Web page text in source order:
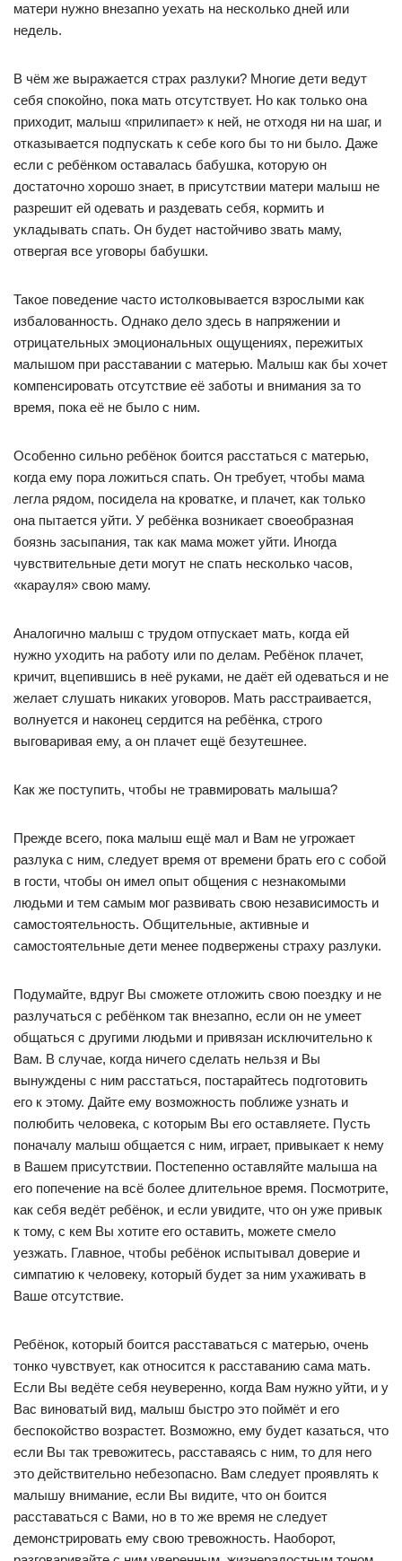
матери нужно внезапно уехать на несколько дней или
недель.
В чём же выражается страх разлуки? Многие дети ведут
себя спокойно, пока мать отсутствует. Но как только она
приходит, малыш «прилипает» к ней, не отходя ни на шаг, и
отказывается подпускать к себе кого бы то ни было. Даже
если с ребёнком оставалась бабушка, которую он
достаточно хорошо знает, в присутствии матери малыш не
разрешит ей одевать и раздевать себя, кормить и
укладывать спать. Он будет настойчиво звать маму,
отвергая все уговоры бабушки.
Такое поведение часто истолковывается взрослыми как
избалованность. Однако дело здесь в напряжении и
отрицательных эмоциональных ощущениях, пережитых
малышом при расставании с матерью. Малыш как бы хочет
компенсировать отсутствие её заботы и внимания за то
время, пока её не было с ним.
Особенно сильно ребёнок боится расстаться с матерью,
когда ему пора ложиться спать. Он требует, чтобы мама
легла рядом, посидела на кроватке, и плачет, как только
она пытается уйти. У ребёнка возникает своеобразная
боязнь засыпания, так как мама может уйти. Иногда
чувствительные дети могут не спать несколько часов,
«карауля» свою маму.
Аналогично малыш с трудом отпускает мать, когда ей
нужно уходить на работу или по делам. Ребёнок плачет,
кричит, вцепившись в неё руками, не даёт ей одеваться и не
желает слушать никаких уговоров. Мать расстраивается,
волнуется и наконец сердится на ребёнка, строго
выговаривая ему, а он плачет ещё безутешнее.
Как же поступить, чтобы не травмировать малыша?
Прежде всего, пока малыш ещё мал и Вам не угрожает
разлука с ним, следует время от времени брать его с собой
в гости, чтобы он имел опыт общения с незнакомыми
людьми и тем самым мог развивать свою независимость и
самостоятельность. Общительные, активные и
самостоятельные дети менее подвержены страху разлуки.
Подумайте, вдруг Вы сможете отложить свою поездку и не
разлучаться с ребёнком так внезапно, если он не умеет
общаться с другими людьми и привязан исключительно к
Вам. В случае, когда ничего сделать нельзя и Вы
вынуждены с ним расстаться, постарайтесь подготовить
его к этому. Дайте ему возможность поближе узнать и
полюбить человека, с которым Вы его оставляете. Пусть
поначалу малыш общается с ним, играет, привыкает к нему
в Вашем присутствии. Постепенно оставляйте малыша на
его попечение на всё более длительное время. Посмотрите,
как себя ведёт ребёнок, и если увидите, что он уже привык
к тому, с кем Вы хотите его оставить, можете смело
уезжать. Главное, чтобы ребёнок испытывал доверие и
симпатию к человеку, который будет за ним ухаживать в
Ваше отсутствие.
Ребёнок, который боится расставаться с матерью, очень
тонко чувствует, как относится к расставанию сама мать.
Если Вы ведёте себя неуверенно, когда Вам нужно уйти, и у
Вас виноватый вид, малыш быстро это поймёт и его
беспокойство возрастет. Возможно, ему будет казаться, что
если Вы так тревожитесь, расставаясь с ним, то для него
это действительно небезопасно. Вам следует проявлять к
малышу внимание, если Вы видите, что он боится
расставаться с Вами, но в то же время не следует
демонстрировать ему свою тревожность. Наоборот,